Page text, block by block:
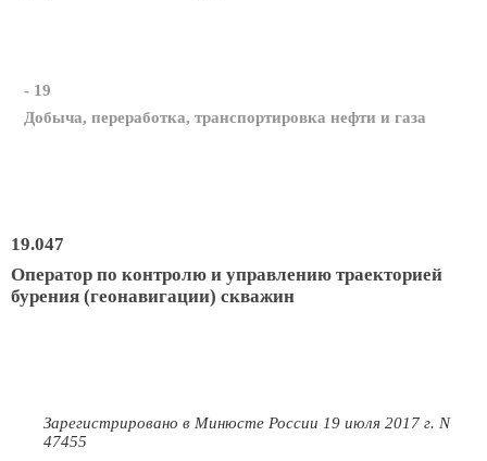
- 19
Добыча, переработка, транспортировка нефти и газа
19.047
Оператор по контролю и управлению траекторией
бурения (геонавигации) скважин
Зарегистрировано в Минюсте России 19 июля 2017 г. N
47455